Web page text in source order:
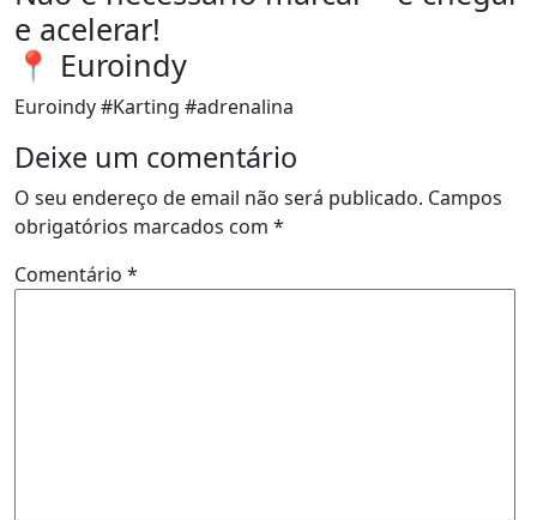
e acelerar!
📍 Euroindy
Euroindy #Karting #adrenalina
Deixe um comentário
O seu endereço de email não será publicado. Campos
obrigatórios marcados com *
Comentário *